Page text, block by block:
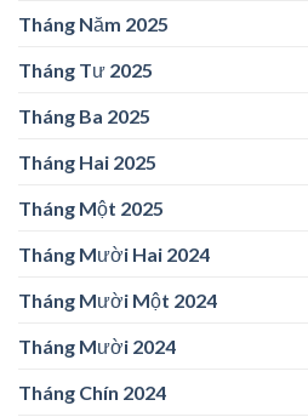
Tháng Năm 2025
Tháng Tư 2025
Tháng Ba 2025
Tháng Hai 2025
Tháng Một 2025
Tháng Mười Hai 2024
Tháng Mười Một 2024
Tháng Mười 2024
Tháng Chín 2024